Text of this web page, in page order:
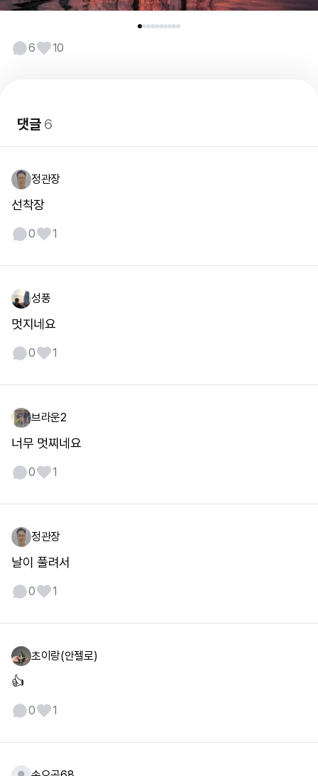
6 10
댓글6
정관장
선착장
0 1
성풍
멋지네요
0 1
브라운2
너무 멋찌네요
0 1
정관장
날이 풀려서
0 1
초이랑(안젤로)
👍
0 1